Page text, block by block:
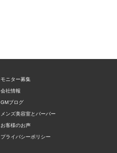
モニター募集
会社情報
GMブログ
メンズ美容室とバーバー
お客様のお声
プライバシーポリシー